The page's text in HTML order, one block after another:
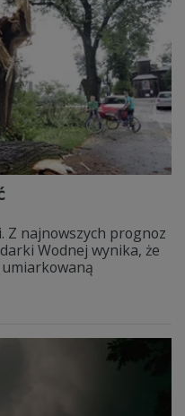
Z najnowszych prognoz
Wodnej wynika, że